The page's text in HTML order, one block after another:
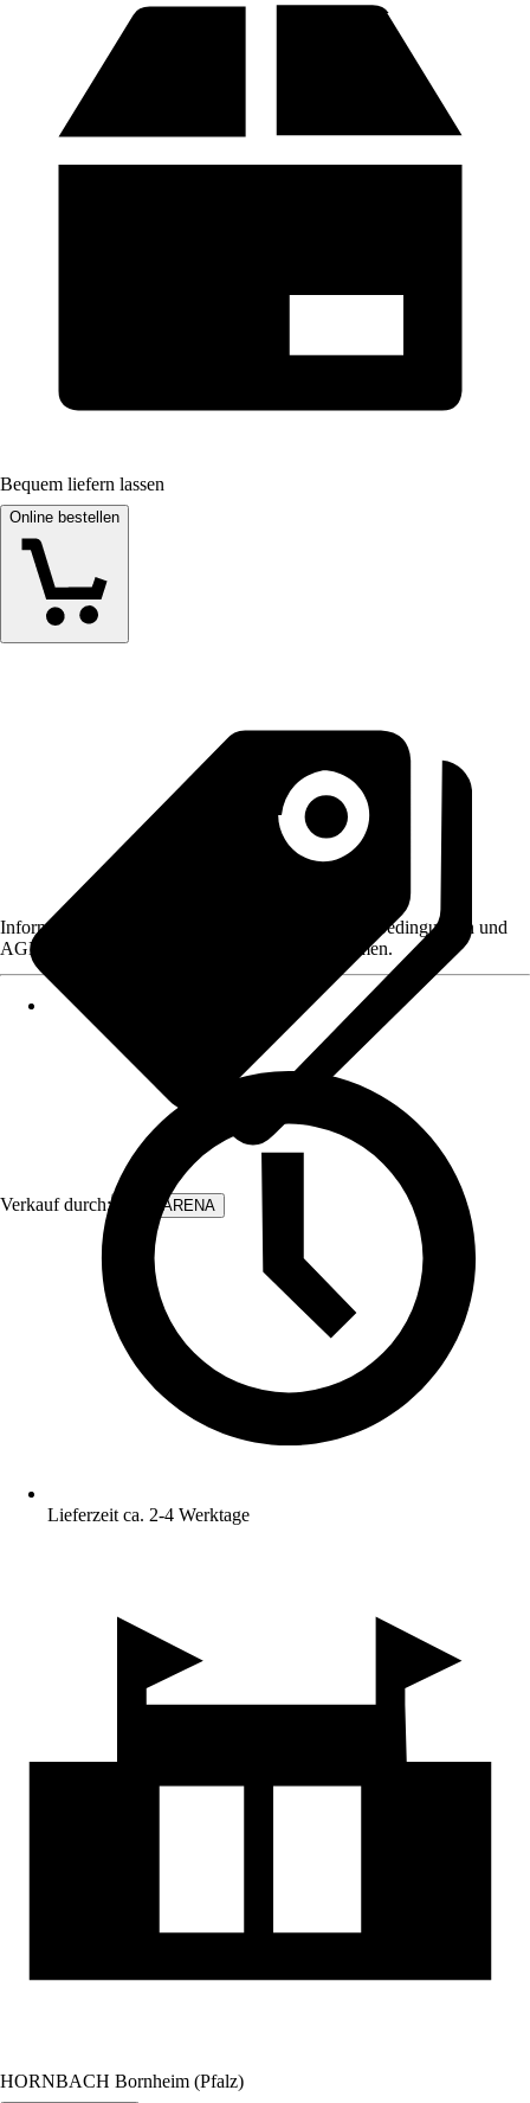
Bequem liefern lassen
Online bestellen
Verkauf durch: WALLARENA
Informationen des Verkäufers, wie z. B. Rückgabebedingungen und
AGB, finden Sie bei Klick auf den Verkäufernamen.
Lieferzeit ca. 2-4 Werktage
HORNBACH Bornheim (Pfalz)